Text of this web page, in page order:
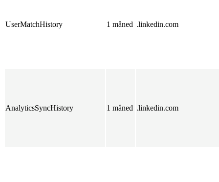
UserMatchHistory 1 måned .linkedin.com
AnalyticsSyncHistory 1 måned .linkedin.com